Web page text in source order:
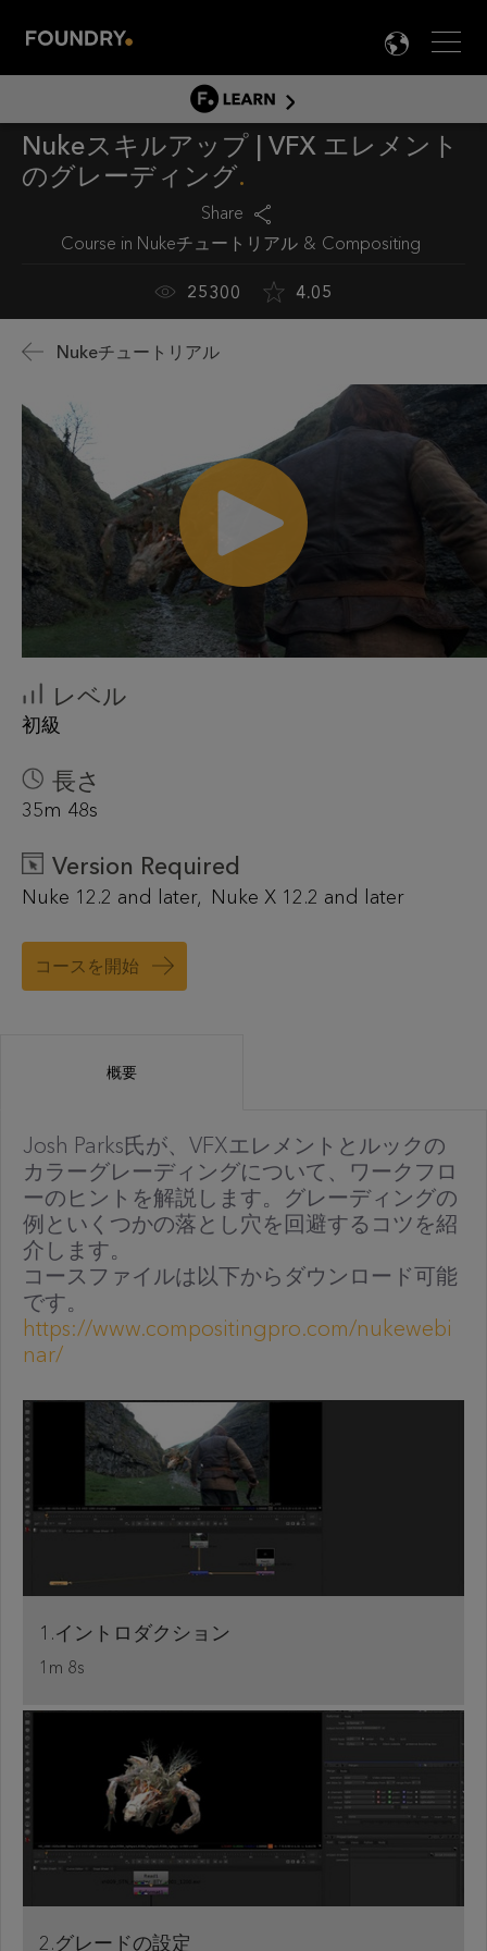
Menu

LEARN
LEARN HOME
製品チュートリアル
EDUCATION
Nukeスキルアップ | VFX エレメント
のグレーディング
Share
Course in Nukeチュートリアル Compositing
25300 4.05
Nukeチュートリアル
レベル
初級
長さ
35m 48s
Version Required
Nuke 12.2 and later Nuke X 12.2 and later
コースを開始
概要
Josh Parks氏が、VFXエレメントとルックの
カラーグレーディングについて、ワークフロ
ーのヒントを解説します。グレーディングの
例といくつかの落とし穴を回避するコツを紹
介します。
コースファイルは以下からダウンロード可能
です。
https://www.compositingpro.com/nukewebi
nar/
1.イントロダクション
1m 8s
2.グレードの設定